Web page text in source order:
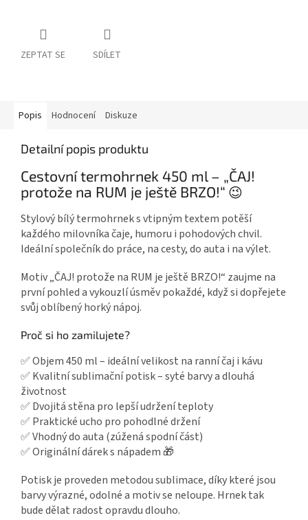
ZEPTAT SE SDÍLET
Popis Hodnocení Diskuze
Detailní popis produktu
Cestovní termohrnek 450 ml – „ČAJ!
protože na RUM je ještě BRZO!“ 😉
Stylový bílý termohrnek s vtipným textem potěší
každého milovníka čaje, humoru i pohodových chvil.
Ideální společník do práce, na cesty, do auta i na výlet.
Motiv „ČAJ! protože na RUM je ještě BRZO!“ zaujme na
první pohled a vykouzlí úsměv pokaždé, když si dopřejete
svůj oblíbený horký nápoj.
Proč si ho zamilujete?
✅ Objem 450 ml – ideální velikost na ranní čaj i kávu
✅ Kvalitní sublimační potisk – syté barvy a dlouhá
životnost
✅ Dvojitá stěna pro lepší udržení teploty
✅ Praktické ucho pro pohodlné držení
✅ Vhodný do auta (zúžená spodní část)
✅ Originální dárek s nápadem 🎁
Potisk je proveden metodou sublimace, díky které jsou
barvy výrazné, odolné a motiv se neloupe. Hrnek tak
bude dělat radost opravdu dlouho.